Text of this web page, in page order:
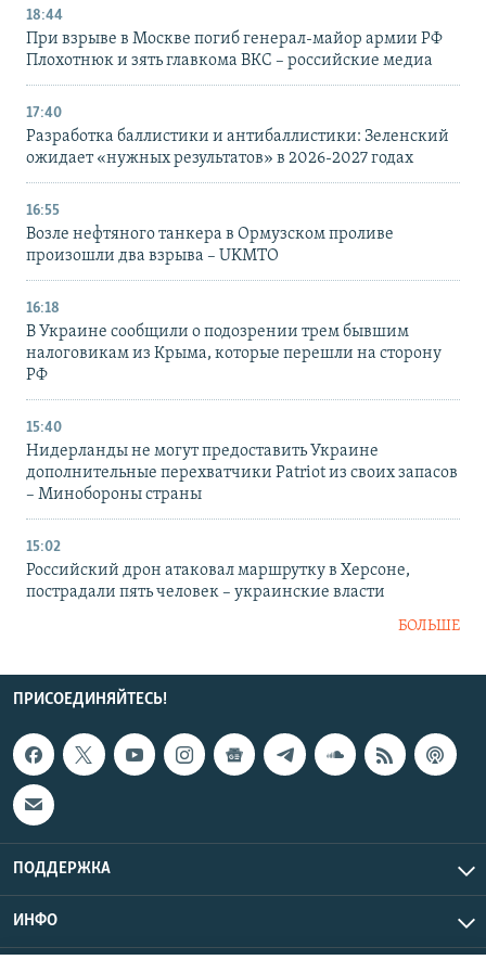
18:44
При взрыве в Москве погиб генерал-майор армии РФ
Плохотнюк и зять главкома ВКС – российские медиа
17:40
Разработка баллистики и антибаллистики: Зеленский
ожидает «нужных результатов» в 2026-2027 годах
16:55
Возле нефтяного танкера в Ормузском проливе
произошли два взрыва – UKMTO
16:18
В Украине сообщили о подозрении трем бывшим
налоговикам из Крыма, которые перешли на сторону
РФ
15:40
Нидерланды не могут предоставить Украине
дополнительные перехватчики Patriot из своих запасов
– Минобороны страны
15:02
Российский дрон атаковал маршрутку в Херсоне,
пострадали пять человек – украинские власти
БОЛЬШЕ
ПРИСОЕДИНЯЙТЕСЬ!
ПОДДЕРЖКА
ИНФО